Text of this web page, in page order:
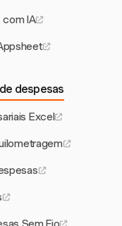
com IA
despesas
Excel